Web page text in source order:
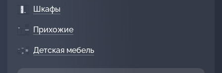
Шкафы
Прихожие
Детская мебель